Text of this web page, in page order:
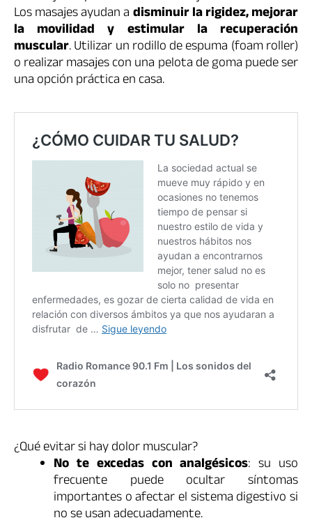
Los masajes ayudan adisminuir la rigidez, mejorar
la movilidad y estimular la recuperación
muscular. Utilizar un rodillo de espuma (foam roller)
o realizar masajes con una pelota de goma puede ser
una opción práctica en casa.
¿Qué evitar si hay dolor muscular?
No te excedas con analgésicos: su uso
frecuente puede ocultar síntomas
importantes o afectar el sistema digestivo si
no se usan adecuadamente.